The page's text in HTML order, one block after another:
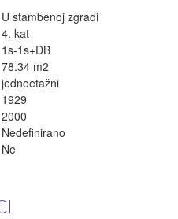
U stambenoj zgradi
4. kat
1s-1s+DB
78.34 m2
jednoetažni
1929
2000
Nedefinirano
Ne